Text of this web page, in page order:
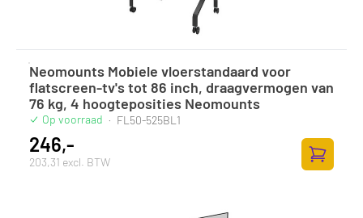
Neomounts Mobiele vloerstandaard voor
flatscreen-tv's tot 86 inch, draagvermogen van
76 kg, 4 hoogteposities Neomounts
Op voorraad · FL50-525BL1
246,-
203,31 excl. BTW